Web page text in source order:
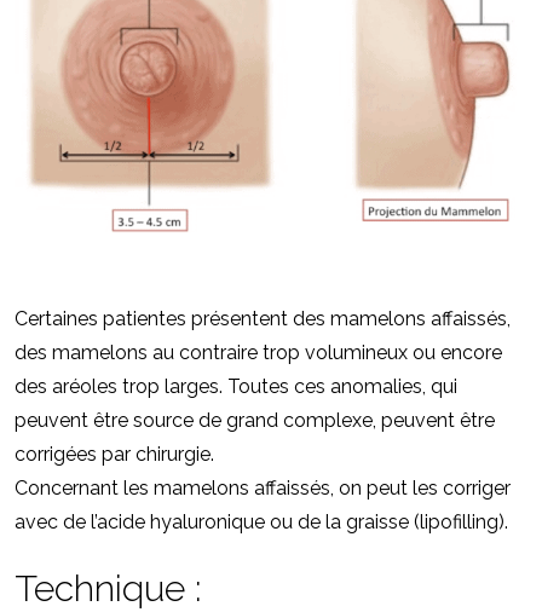
Certaines patientes présentent des mamelons affaissés,
des mamelons au contraire trop volumineux ou encore
des aréoles trop larges. Toutes ces anomalies, qui
peuvent être source de grand complexe, peuvent être
corrigées par chirurgie.
Concernant les mamelons affaissés, on peut les corriger
avec de l’acide hyaluronique ou de la graisse (lipofilling).
Technique :